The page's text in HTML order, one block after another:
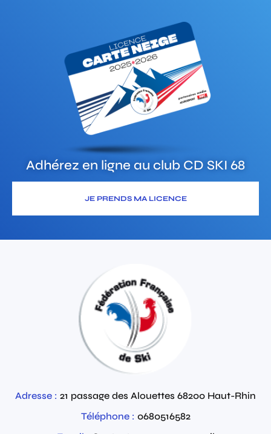
Adhérez en ligne au club CD SKI 68
JE PRENDS MA LICENCE
Adresse : 21 passage des Alouettes 68200 Haut-Rhin
Téléphone : 0680516582